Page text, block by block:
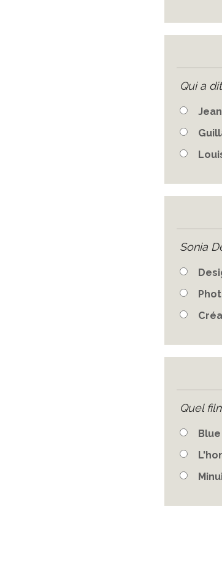
Qui a
Sonia
Quel